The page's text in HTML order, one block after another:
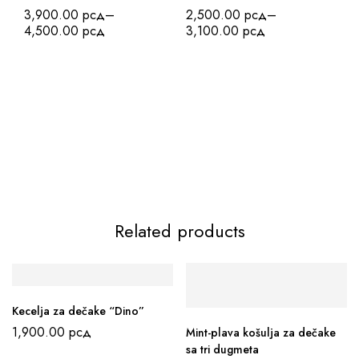
3,900.00 рсд–
4,500.00 рсд
2,500.00 рсд–
3,100.00 рсд
Related products
Kecelja za dečake “Dino”
1,900.00 рсд
Mint-plava košulja za dečake
sa tri dugmeta